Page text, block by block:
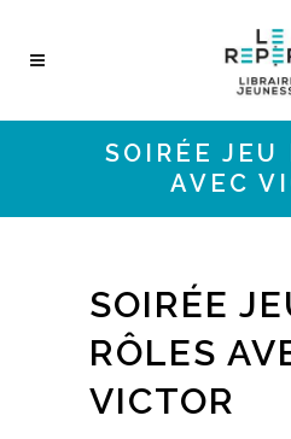
SOIRÉE JEU
AVEC
SOIRÉE
RÔLES
VICTOR